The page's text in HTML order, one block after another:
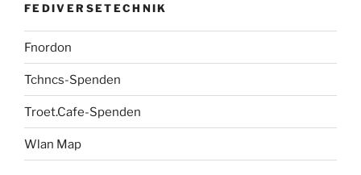
FEDIVERSETECHNIK
Fnordon
Tchncs-Spenden
Troet.Cafe-Spenden
Wlan Map